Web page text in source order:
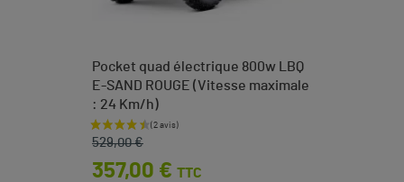
Pocket quad électrique 800w LBQ
E-SAND ROUGE (Vitesse maximale
: 24 Km/h)
Prix de base
529,00 €
Prix
357,00 € TTC